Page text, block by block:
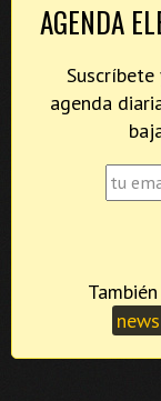
AGENDA
agenda